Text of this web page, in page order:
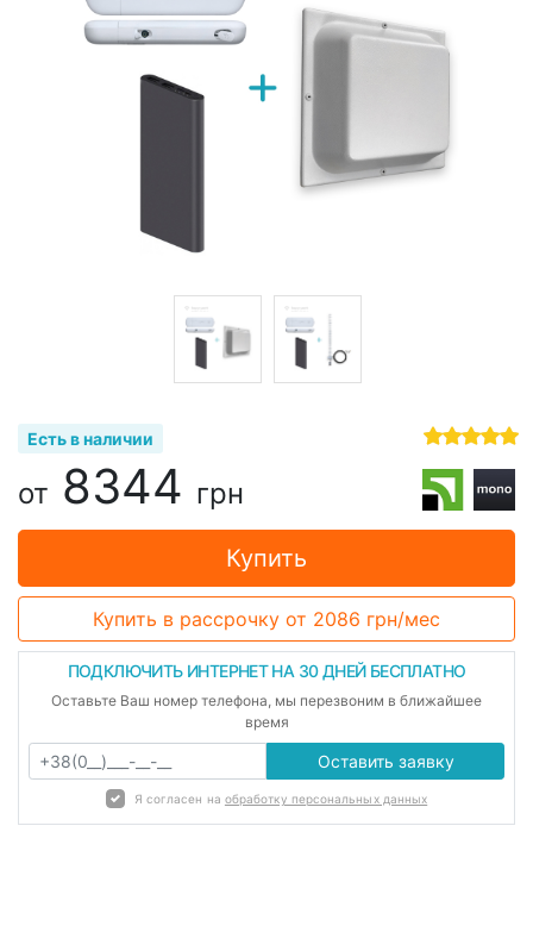
Есть в наличии
от 8344 грн
Купить
Купить в рассрочку от 2086 грн/мес
ПОДКЛЮЧИТЬ ИНТЕРНЕТ НА 30 ДНЕЙ БЕСПЛАТНО
Оставьте Ваш номер телефона, мы перезвоним в ближайшее
время
Оставить заявку
Я согласен на обработку персональных данных